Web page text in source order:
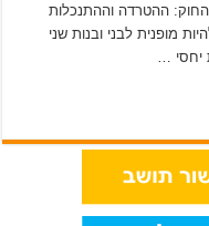
ההטרדה וההתנכלות
מופנית לבני ובנות שני
…